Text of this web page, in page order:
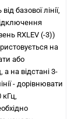
базової лінії,
RXLEV (-3))
на
або
на відстані 3-
- дорівнювати
кГц,